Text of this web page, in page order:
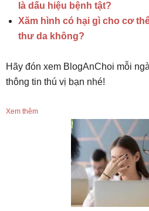
là dấu hiệu bệnh tật?
Xăm hình có hại gì cho cơ
thư da không?
Hãy đón xem BlogAnChoi mỗi
thông tin thú vị bạn nhé!
Xem thêm